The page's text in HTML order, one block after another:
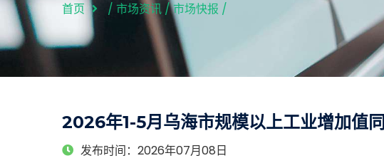
首页 / 市场资讯 /市场快报 /
2026年1-5月乌海市规模以上工业增加值
发布时间：2026年07月08日